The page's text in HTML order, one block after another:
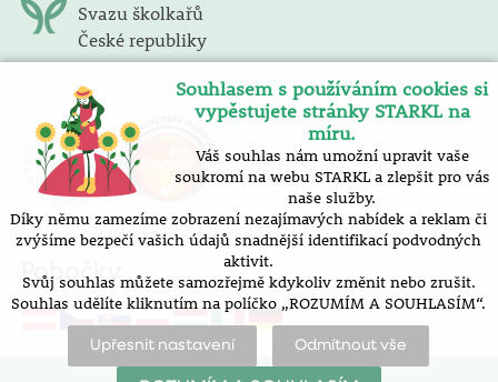
Svazu školkařů
České republiky
Pobočky
Souhlasem s používáním cookies si
vypěstujete stránky STARKL na
míru.
Váš souhlas nám umožní upravit vaše
soukromí na webu STARKL a zlepšit pro vás
naše služby.
Díky němu zamezíme zobrazení nezajímavých nabídek a reklam či
zvýšíme bezpečí vašich údajů snadnější identifikací podvodných
aktivit.
Svůj souhlas můžete samozřejmě kdykoliv změnit nebo zrušit.
Souhlas udělíte kliknutím na políčko „ROZUMÍM A SOUHLASÍM“.
Upřesnit nastavení Odmítnout vše